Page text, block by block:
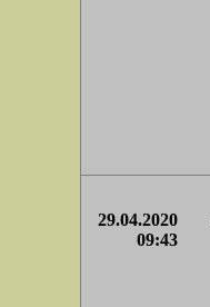
29.04.2020
09:43